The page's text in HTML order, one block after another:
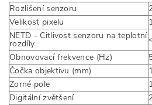
Rozlišení senzoru
Velikost pixelu
NETD - Citlivost senzoru na teplotní
rozdíly
Obnovovací frekvence (Hz)
Čočka objektivu (mm)
Zorné pole
Digitální zvětšení